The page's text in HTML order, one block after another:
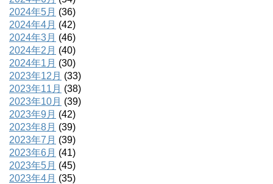
2024年5月 (36)
2024年4月 (42)
2024年3月 (46)
2024年2月 (40)
2024年1月 (30)
2023年12月 (33)
2023年11月 (38)
2023年10月 (39)
2023年9月 (42)
2023年8月 (39)
2023年7月 (39)
2023年6月 (41)
2023年5月 (45)
2023年4月 (35)